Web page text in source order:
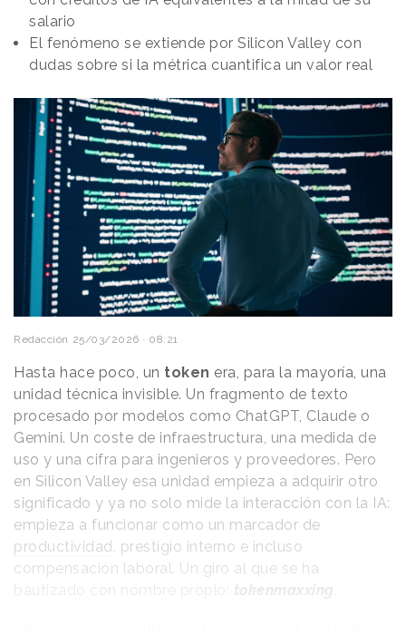
Aquí puedes ver el videoclip original de la canción
“Come into my world”; de Kylie Minogue:
salario
El fenómeno se extiende por Silicon Valley con
dudas sobre si la métrica cuantifica un valor real
Redacción 25/03/2026 · 08:21
Hasta hace poco, un token era, para la mayoría, una
unidad técnica invisible. Un fragmento de texto
procesado por modelos como ChatGPT, Claude o
Gemini. Un coste de infraestructura, una medida de
uso y una cifra para ingenieros y proveedores. Pero
en Silicon Valley esa unidad empieza a adquirir otro
significado y ya no solo mide la interacción con la IA:
empieza a funcionar como un marcador de
productividad , prestigio interno e incluso
compensación laboral. Un giro al que se ha
bautizado con nombre propio:
tokenmaxxing